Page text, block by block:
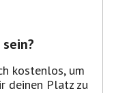
kostenlos, um
deinen Platz zu